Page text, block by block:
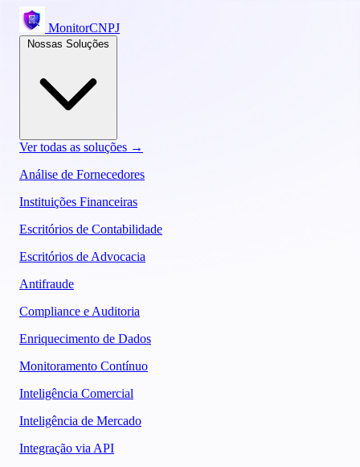
MonitorCNPJ
Ver todas as soluções →
Análise de Fornecedores
Instituições Financeiras
Escritórios de Contabilidade
Escritórios de Advocacia
Antifraude
Compliance e Auditoria
Enriquecimento de Dados
Monitoramento Contínuo
Inteligência Comercial
Inteligência de Mercado
Integração via API